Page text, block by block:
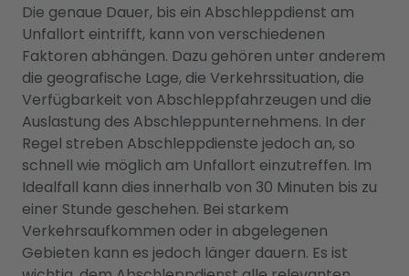
Die genaue Dauer, bis ein Abschleppdienst am
Unfallort eintrifft, kann von verschiedenen
Faktoren abhängen. Dazu gehören unter anderem
die geografische Lage, die Verkehrssituation, die
Verfügbarkeit von Abschleppfahrzeugen und die
Auslastung des Abschleppunternehmens. In der
Regel streben Abschleppdienste jedoch an, so
schnell wie möglich am Unfallort einzutreffen. Im
Idealfall kann dies innerhalb von 30 Minuten bis zu
einer Stunde geschehen. Bei starkem
Verkehrsaufkommen oder in abgelegenen
Gebieten kann es jedoch länger dauern. Es ist